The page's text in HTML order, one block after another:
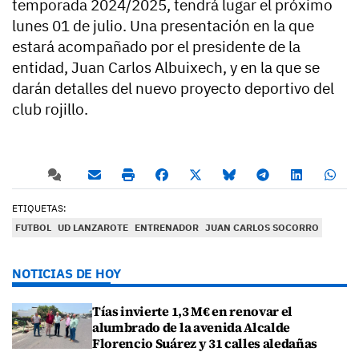
temporada 2024/2025, tendrá lugar el próximo
lunes 01 de julio. Una presentación en la que
estará acompañado por el presidente de la
entidad, Juan Carlos Albuixech, y en la que se
darán detalles del nuevo proyecto deportivo del
club rojillo.
ETIQUETAS:
FUTBOL UD LANZAROTE ENTRENADOR JUAN CARLOS SOCORRO
NOTICIAS DE HOY
Tías invierte 1,3 M€ en renovar el
alumbrado de la avenida Alcalde
Florencio Suárez y 31 calles aledañas